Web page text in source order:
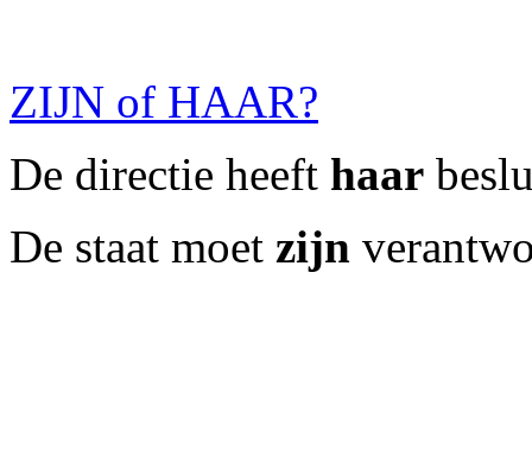
ZIJN of HAAR?
De directie heeft haar
De staat moet zijn